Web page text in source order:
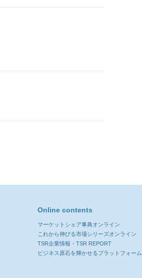
Online contents
マーケットシェア事典オンライン
これから伸びる市場シリーズオンライン
TSR企業情報・TSR REPORT
ビジネス原石を輝かせるプラットフォーム